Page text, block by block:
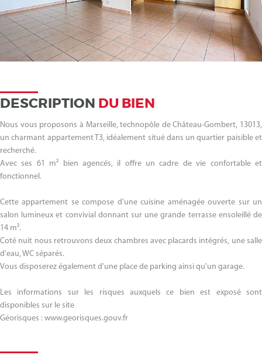
DESCRIPTION DU BIEN
Nous vous proposons à Marseille, technopôle de Château-Gombert, 13013,
un charmant appartement T3, idéalement situé dans un quartier paisible et
recherché.
Avec ses 61 m² bien agencés, il offre un cadre de vie confortable et
fonctionnel.
Cette appartement se compose d'une cuisine aménagée ouverte sur un
salon lumineux et convivial donnant sur une grande terrasse ensoleillé de
14 m².
Coté nuit nous retrouvons deux chambres avec placards intégrés, une salle
d'eau, WC séparés.
Vous disposerez également d'une place de parking ainsi qu'un garage.
Les informations sur les risques auxquels ce bien est exposé sont
disponibles sur le site
Géorisques : www.georisques.gouv.fr